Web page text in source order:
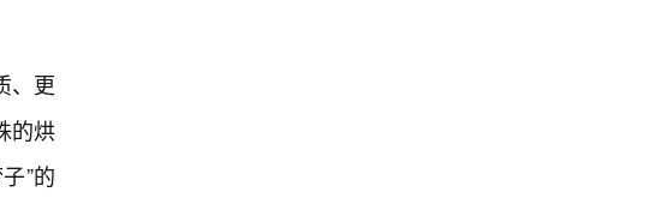
、更
的烘
”的